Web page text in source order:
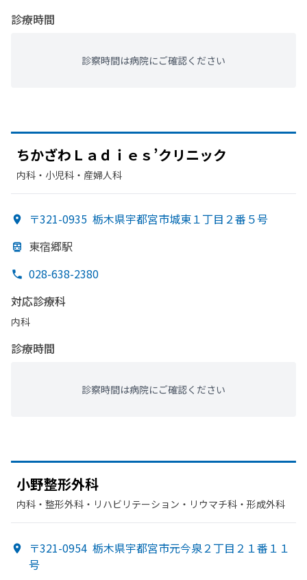
診療時間
診察時間は病院にご確認ください
ちかざわＬａｄｉｅｓ’クリニック
内科・​小児科・​産婦人科
〒321-0935 栃木県宇都宮市城東１丁目２番５号
東宿郷駅
028-638-2380
対応診療科
内科
診療時間
診察時間は病院にご確認ください
小野整形外科
内科・​整形外科・​リハビリテーション・​リウマチ科・​形成外科
〒321-0954 栃木県宇都宮市元今泉２丁目２１番１１
号